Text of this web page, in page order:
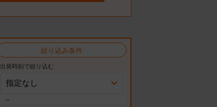
絞り込み条件
出発時刻で絞り込む
～